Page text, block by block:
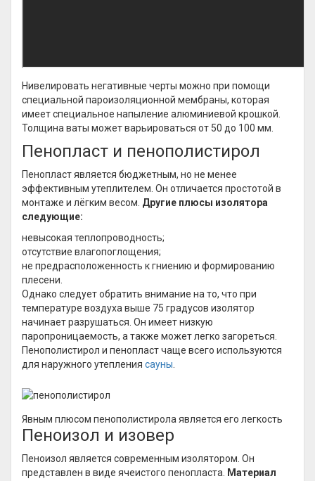
Нивелировать негативные черты можно при помощи
специальной пароизоляционной мембраны, которая
имеет специальное напыление алюминиевой крошкой.
Толщина ваты может варьироваться от 50 до 100 мм.
Пенопласт и пенополистирол
Пенопласт является бюджетным, но не менее
эффективным утеплителем. Он отличается простотой в
монтаже и лёгким весом. Другие плюсы изолятора
следующие:
невысокая теплопроводность;
отсутствие влагопоглощения;
не предрасположенность к гниению и формированию
плесени.
Однако следует обратить внимание на то, что при
температуре воздуха выше 75 градусов изолятор
начинает разрушаться. Он имеет низкую
паропроницаемость, а также может легко загореться.
Пенополистирол и пенопласт чаще всего используются
для наружного утепления сауны
Явным плюсом пенополистирола является его легкость
Пеноизол и изовер
Пеноизол является современным изолятором. Он
представлен в виде ячеистого пенопласта.
Материал